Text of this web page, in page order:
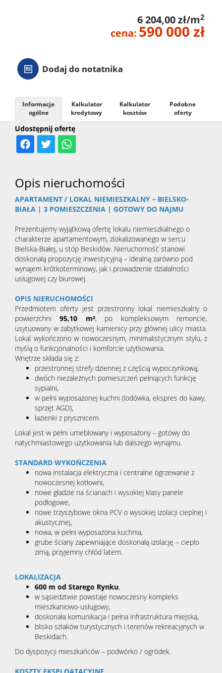
6 204,00 zł/m2
cena: 590 000 zł
Dodaj do notatnika
Udostępnij ofertę
Informacje
ogólne
Kalkulator
kredytowy
Kalkulator
kosztów
Podobne
oferty
Opis nieruchomości
APARTAMENT / LOKAL NIEMIESZKALNY – BIELSKO-
BIAŁA | 3 POMIESZCZENIA | GOTOWY DO NAJMU
Prezentujemy wyjątkową ofertę lokalu niemieszkalnego o
charakterze apartamentowym, zlokalizowanego w sercu
Bielska-Białej, u stóp Beskidów. Nieruchomość stanowi
doskonałą propozycję inwestycyjną – idealną zarówno pod
wynajem krótkoterminowy, jak i prowadzenie działalności
usługowej czy biurowej.
OPIS NIERUCHOMOŚCI
Przedmiotem oferty jest przestronny lokal niemieszkalny o
powierzchni95,10 m², po kompleksowym remoncie,
usytuowany w zabytkowej kamienicy przy głównej ulicy miasta.
Lokal wykończono w nowoczesnym, minimalistycznym stylu, z
myślą o funkcjonalności i komforcie użytkowania.
Wnętrze składa się z:
przestronnej strefy dziennej z częścią wypoczynkową,
dwóch niezależnych pomieszczeń pełniących funkcję
sypialni,
w pełni wyposażonej kuchni (lodówka, ekspres do kawy,
sprzęt AGD),
łazienki z prysznicem
Lokal jest w pełni umeblowany i wyposażony – gotowy do
natychmiastowego użytkowania lub dalszego wynajmu.
STANDARD WYKOŃCZENIA
nowa instalacja elektryczna i centralne ogrzewanie z
nowoczesnej kotłowni,
nowe gładzie na ścianach i wysokiej klasy panele
podłogowe,
nowe trzyszybowe okna PCV o wysokiej izolacji cieplnej i
akustycznej,
nowa, w pełni wyposażona kuchnia,
grube ściany zapewniające doskonałą izolację – ciepło
zimą, przyjemny chłód latem.
LOKALIZACJA
600 m od Starego Rynku,
w sąsiedztwie powstaje nowoczesny kompleks
mieszkaniowo-usługowy,
doskonała komunikacja i pełna infrastruktura miejska,
blisko szlaków turystycznych i terenów rekreacyjnych w
Beskidach.
Do dyspozycji mieszkańców – podwórko / ogródek.